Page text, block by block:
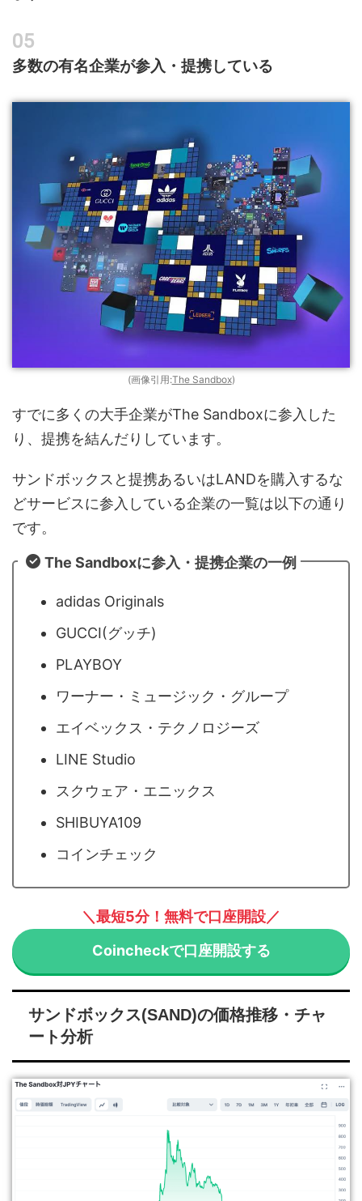
多数の有名企業が参入・提携している
(画像引用:The Sandbox)
すでに多くの大手企業がThe Sandboxに参入した
り、提携を結んだりしています。
サンドボックスと提携あるいはLANDを購入するな
どサービスに参入している企業の一覧は以下の通り
です。
The Sandboxに参入・提携企業の一例
adidas Originals
GUCCI(グッチ)
PLAYBOY
ワーナー・ミュージック・グループ
エイベックス・テクノロジーズ
LINE Studio
スクウェア・エニックス
SHIBUYA109
コインチェック
＼最短5分！無料で口座開設／
Coincheckで口座開設する
サンドボックス(SAND)の価格推移・チャ
ート分析